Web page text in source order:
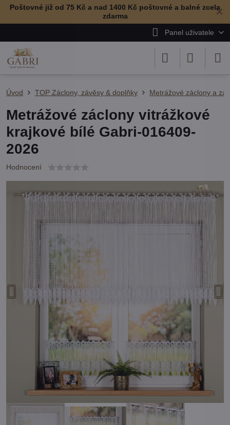
✕
Poštovné již od 75 Kč a nad 1400 Kč poštovné a balné zcela
zdarma
Panel uživatele
Úvod TOP Záclony, závěsy & doplňky Metrážové záclony a
Metrážové záclony vitrážkové
krajkové bílé Gabri-016409-
2026
Hodnocení